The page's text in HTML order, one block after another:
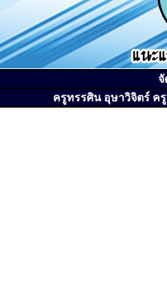
จั
ครูทรรศิน อุษาวิจิตร์ ค